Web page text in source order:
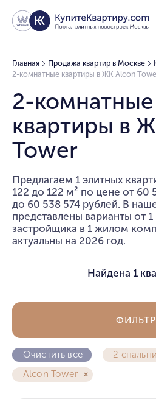
Главная Продажа квартир в Москве
2-комнатные квартиры в ЖК Alcon
2-комнатные
квартиры в
Tower
Предлагаем 1 элитных
122 до 122 м² по цене от 60
до 60 538 574 рублей. В
представлены варианты от
застройщика в 1 жилом
актуальны на 2026 год.
Найдена 1
Очистить все
2 спальни
Alcon Tower
ФИЛЬТР